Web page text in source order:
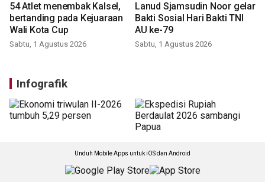
54 Atlet menembak Kalsel,
bertanding pada Kejuaraan
Wali Kota Cup
Sabtu, 1 Agustus 2026
Lanud Sjamsudin Noor gelar
Bakti Sosial Hari Bakti TNI
AU ke-79
Sabtu, 1 Agustus 2026
Infografik
Unduh Mobile Apps untuk iOS dan Android